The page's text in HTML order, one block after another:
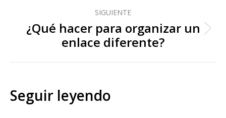
SIGUIENTE
Publicación
siguiente:
¿Qué hacer para organizar un
enlace diferente?
Seguir leyendo